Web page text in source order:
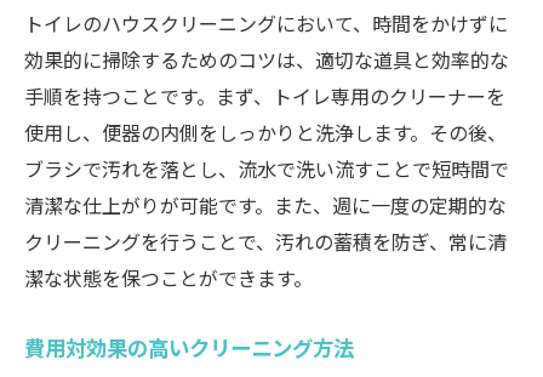
トイレのハウスクリーニングにおいて、時間をかけずに
効果的に掃除するためのコツは、適切な道具と効率的な
手順を持つことです。まず、トイレ専用のクリーナーを
使用し、便器の内側をしっかりと洗浄します。その後、
ブラシで汚れを落とし、流水で洗い流すことで短時間で
清潔な仕上がりが可能です。また、週に一度の定期的な
クリーニングを行うことで、汚れの蓄積を防ぎ、常に清
潔な状態を保つことができます。
費用対効果の高いクリーニング方法